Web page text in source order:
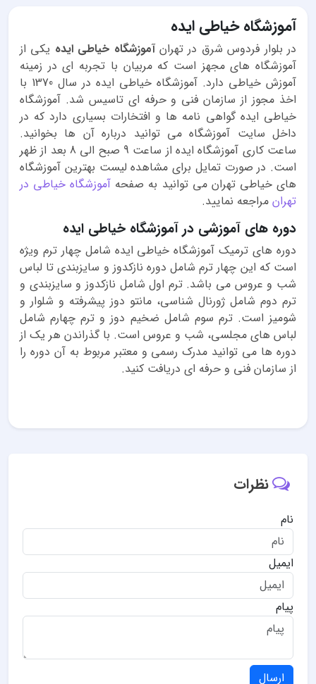
آموزشگاه خیاطی ایده
در بلوار فردوس شرق در تهرانآموزشگاه خیاطی ایده یکی از
آموزشگاه های مجهز است که مربیان با تجربه ای در زمینه
آموزش خیاطی دارد. آموزشگاه خیاطی ایده در سال 1370 با
اخذ مجوز از سازمان فنی و حرفه ای تاسیس شد. آموزشگاه
خیاطی ایده گواهی نامه ها و افتخارات بسیاری دارد که در
داخل سایت آموزشگاه می توانید درباره آن ها بخوانید.
ساعت کاری آموزشگاه ایده از ساعت 9 صبح الی 8 بعد از ظهر
است. در صورت تمایل برای مشاهده لیست بهترین آموزشگاه
های خیاطی تهران می توانید به صفحه آموزشگاه خیاطی در
تهران مراجعه نمایید.
دوره های آموزشی در آموزشگاه خیاطی ایده
دوره های ترمیک آموزشگاه خیاطی ایده شامل چهار ترم ویژه
است که این چهار ترم شامل دوره نازکدوز و سایزبندی تا لباس
شب و عروس می باشد. ترم اول شامل نازکدوز و سایزبندی و
ترم دوم شامل ژورنال شناسی، مانتو دوز پیشرفته و شلوار و
شومیز است. ترم سوم شامل ضخیم دوز و ترم چهارم شامل
لباس های مجلسی، شب و عروس است. با گذراندن هر یک از
دوره ها می توانید مدرک رسمی و معتبر مربوط به آن دوره را
از سازمان فنی و حرفه ای دریافت کنید.
نظرات
نام
ایمیل
پیام
ارسال